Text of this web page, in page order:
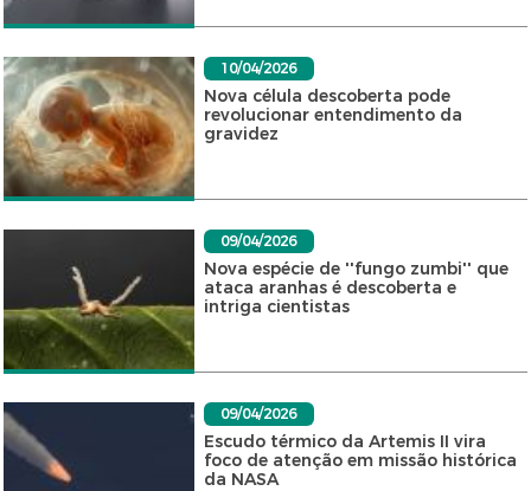
10/04/2026
Nova célula descoberta pode
revolucionar entendimento da
gravidez
09/04/2026
Nova espécie de ''fungo zumbi'' que
ataca aranhas é descoberta e
intriga cientistas
09/04/2026
Escudo térmico da Artemis II vira
foco de atenção em missão histórica
da NASA